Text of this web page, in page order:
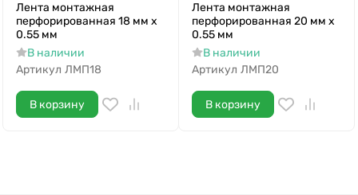
Лента монтажная
перфорированная 18 мм х
0.55 мм
В наличии
Артикул ЛМП18
В корзину
Лента монтажная
перфорированная 20 мм х
0.55 мм
В наличии
Артикул ЛМП20
В корзину